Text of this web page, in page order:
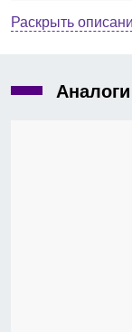
режимы
память на
Анализатор
отличное
технологии
прочной
моющейся
обеспечит вам
Раскрыть